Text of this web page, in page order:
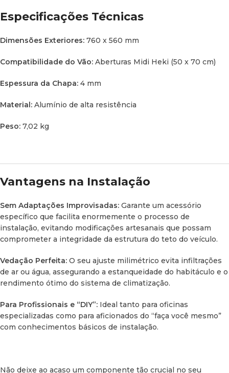
funcionalidade, e desfrute do máximo conforto térmico nas
Especificações Técnicas
Dimensões Exteriores: 760 x 560 mm
Compatibilidade do Vão: Aberturas Midi Heki (50 x 70 cm)
Espessura da Chapa: 4 mm
Material: Alumínio de alta resistência
Peso: 7,02 kg
Vantagens na Instalação
Sem Adaptações Improvisadas: Garante um acessório
específico que facilita enormemente o processo de
instalação, evitando modificações artesanais que possam
comprometer a integridade da estrutura do teto do veículo.
Vedação Perfeita: O seu ajuste milimétrico evita infiltrações
de ar ou água, assegurando a estanqueidade do habitáculo e o
rendimento ótimo do sistema de climatização.
Para Profissionais e “DIY”: Ideal tanto para oficinas
especializadas como para aficionados do “faça você mesmo”
com conhecimentos básicos de instalação.
Não deixe ao acaso um componente tão crucial no seu